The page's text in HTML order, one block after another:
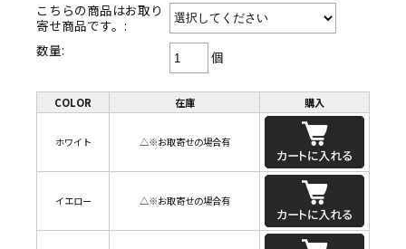
こちらの商品はお取り
寄せ商品です。:
数量:
個
COLOR 在庫 購入
ホワイト △※お取寄せの場合有
イエロー △※お取寄せの場合有